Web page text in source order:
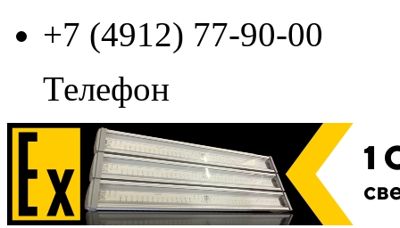
+7 (4912) 77-90-00
Телефон